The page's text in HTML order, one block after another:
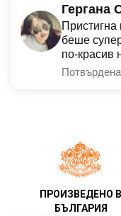
Гергана
Пристигна
беше
по-красив
ПРОИЗВЕДЕНО В
БЪЛГАРИЯ